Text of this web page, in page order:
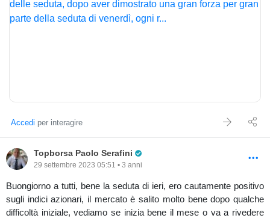
Accedi per interagire
Topborsa Paolo Serafini
29 settembre 2023 05:51 • 3 anni
Buongiorno a tutti, bene la seduta di ieri, ero cautamente positivo
sugli indici azionari, il mercato è salito molto bene dopo qualche
difficoltà iniziale, vediamo se inizia bene il mese o va a rivedere